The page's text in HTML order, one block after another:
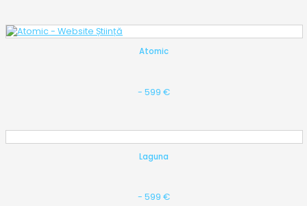
Atomic
- 599 €
Laguna
- 599 €